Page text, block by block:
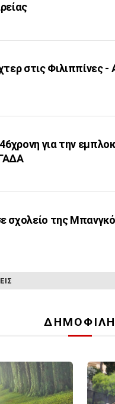
στις Φιλιππίνες
για την
σχολείο της
ΔΗΜΟΦΙΛΗ